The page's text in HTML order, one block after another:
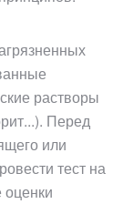
растворы
Перед
или
тест на
оценки